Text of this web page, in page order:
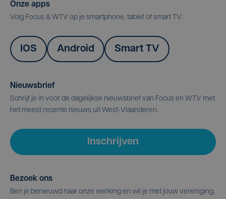
Onze apps
Volg Focus & WTV op je smartphone, tablet of smart TV.
IOS Android Smart TV
Nieuwsbrief
Schrijf je in voor de dagelijkse nieuwsbrief van Focus en WTV met
het meest recente nieuws uit West-Vlaanderen.
Inschrijven
Bezoek ons
Ben je benieuwd naar onze werking en wil je met jouw vereniging,